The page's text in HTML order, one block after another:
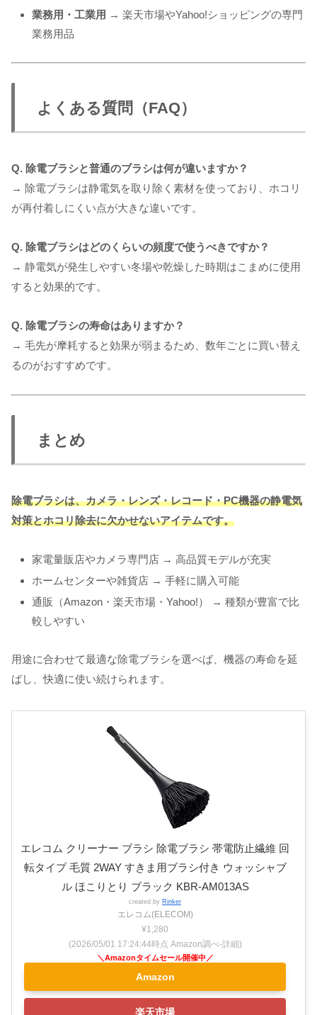
業務用・工業用 → 楽天市場やYahoo!ショッピングの専門
業務用品
よくある質問（FAQ）
Q. 除電ブラシと普通のブラシは何が違いますか？
→ 除電ブラシは静電気を取り除く素材を使っており、ホコリ
が再付着しにくい点が大きな違いです。
Q. 除電ブラシはどのくらいの頻度で使うべきですか？
→ 静電気が発生しやすい冬場や乾燥した時期はこまめに使用
すると効果的です。
Q. 除電ブラシの寿命はありますか？
→ 毛先が摩耗すると効果が弱まるため、数年ごとに買い替え
るのがおすすめです。
まとめ
除電ブラシは、カメラ・レンズ・レコード・PC機器の静電気
対策とホコリ除去に欠かせないアイテムです。
家電量販店やカメラ専門店 → 高品質モデルが充実
ホームセンターや雑貨店 → 手軽に購入可能
通販（Amazon・楽天市場・Yahoo!） → 種類が豊富で比
較しやすい
用途に合わせて最適な除電ブラシを選べば、機器の寿命を延
ばし、快適に使い続けられます。
エレコム クリーナー ブラシ 除電ブラシ 帯電防止繊維 回
転タイプ 毛質 2WAY すきま用ブラシ付き ウォッシャブ
ル ほこりとり ブラック KBR-AM013AS
created by Rinker
エレコム(ELECOM)
¥1,280
(2026/05/01 17:24:44時点 Amazon調べ-詳細)
Amazon
楽天市場